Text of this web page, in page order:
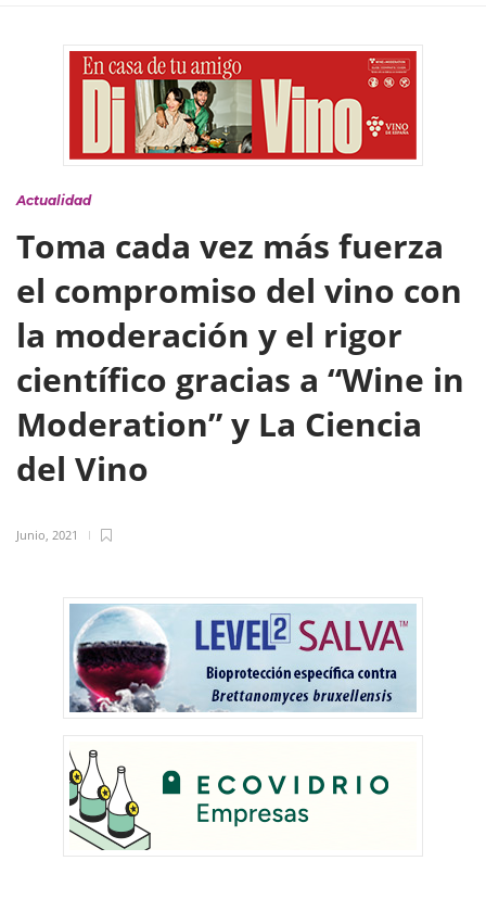
Actualidad
Toma cada vez más fuerza
el compromiso del vino con
la moderación y el rigor
científico gracias a “Wine in
Moderation” y La Ciencia
del Vino
Junio, 2021